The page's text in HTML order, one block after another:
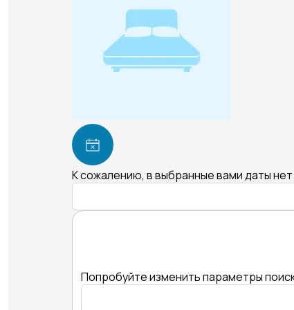
К сожалению, в выбранные вами даты
Попробуйте изменить параметры